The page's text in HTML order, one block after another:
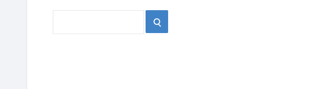
SEARCH